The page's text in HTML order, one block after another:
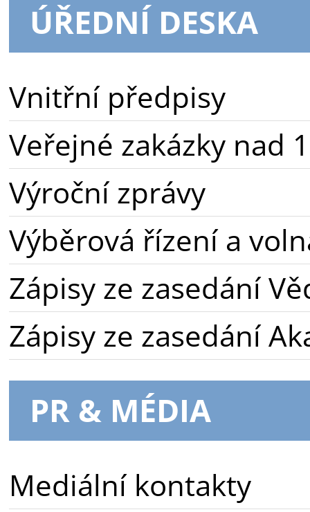
ÚŘEDNÍ DESKA
Vnitřní předpisy
Veřejné zakázky nad
Výroční zprávy
Výběrová řízení a
Zápisy ze zasedání
Zápisy ze zasedání
PR & MÉDIA
Mediální kontakty